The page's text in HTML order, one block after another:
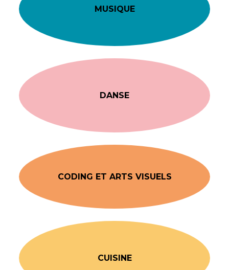
MUSIQUE
DANSE
CODING ET ARTS VISUELS
CUISINE